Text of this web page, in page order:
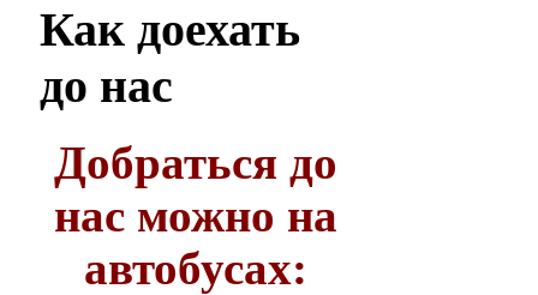
Как доехать
до нас
Добраться до
нас можно на
автобусах: